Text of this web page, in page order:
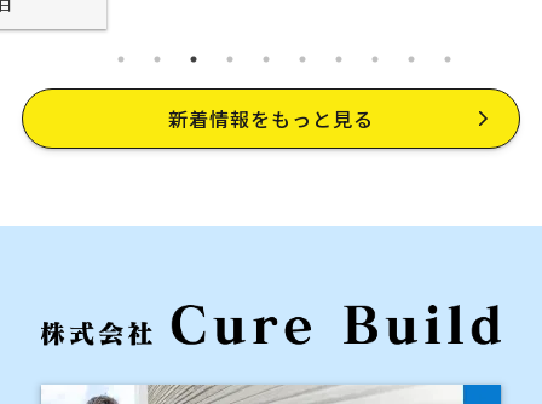
ト
理由
新着情報をもっと見る